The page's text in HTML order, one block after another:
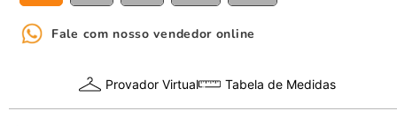
Fale com nosso vendedor online
Provador Virtual Tabela de Medidas